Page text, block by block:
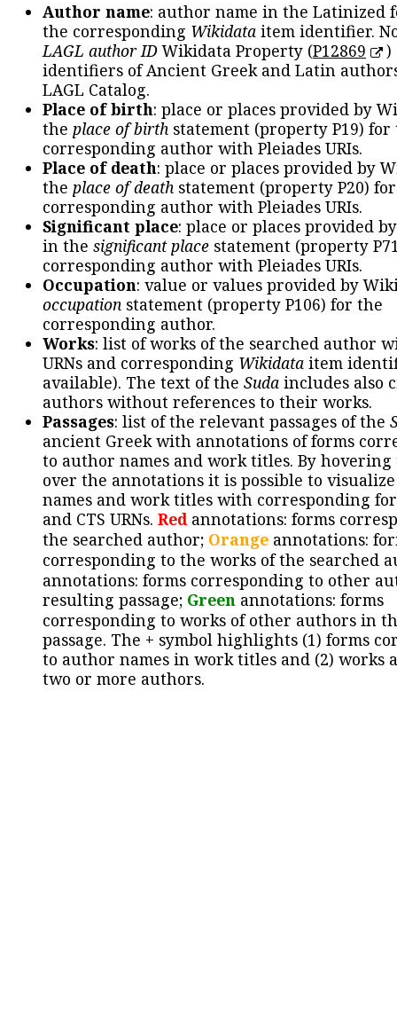
Author name: author name in the Latinized
the corresponding Wikidata item identifier.
LAGL author IDWikidata Property (P12869
)
identifiers of Ancient Greek and Latin
LAGL Catalog.
Place of birth: place or places provided by
the place of birth statement (property P19) for
corresponding author with Pleiades URIs.
Place of death: place or places provided by
the place of death statement (property P20)
corresponding author with Pleiades URIs.
Significant place: place or places provided
in the significant place statement (property
corresponding author with Pleiades URIs.
Occupation: value or values provided by
occupation statement (property P106) for the
corresponding author.
Works: list of works of the searched author
URNs and corresponding Wikidata item
available). The text of the Suda includes also
authors without references to their works.
Passages: list of the relevant passages of the
ancient Greek with annotations of forms
to author names and work titles. By hovering
over the annotations it is possible to
names and work titles with corresponding
and CTS URNs. Redannotations: forms
the searched author; Orange annotations:
corresponding to the works of the searched
annotations: forms corresponding to other
resulting passage; Green annotations: forms
corresponding to works of other authors in
passage. The + symbol highlights (1) forms
to author names in work titles and (2) works
two or more authors.